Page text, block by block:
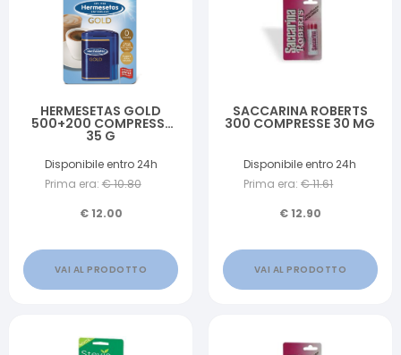
HERMESETAS GOLD
500+200 COMPRESSE
35 G
Disponibile entro 24h
Prima era: €10.80
€12.00
VAI AL PRODOTTO
SACCARINA ROBERTS
300 COMPRESSE 30 MG
Disponibile entro 24h
Prima era: €11.61
€12.90
VAI AL PRODOTTO